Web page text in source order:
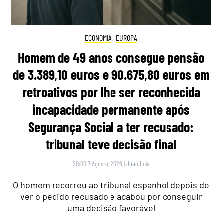
ECONOMIA , EUROPA
Homem de 49 anos consegue pensão
de 3.389,10 euros e 90.675,80 euros em
retroativos por lhe ser reconhecida
incapacidade permanente após
Segurança Social a ter recusado:
tribunal teve decisão final
20:00 7 Agosto, 2026 |João Luís
O homem recorreu ao tribunal espanhol depois de
ver o pedido recusado e acabou por conseguir
uma decisão favorável